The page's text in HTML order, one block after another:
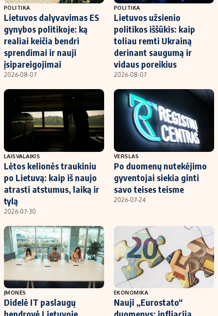
POLITIKA
Lietuvos dalyvavimas ES
gynybos politikoje: ką
realiai keičia bendri
sprendimai ir nauji
įsipareigojimai
2026-08-07
POLITIKA
Lietuvos užsienio
politikos iššūkis: kaip
toliau remti Ukrainą
derinant saugumą ir
vidaus poreikius
2026-08-07
LAISVALAIKIS
Lėtos kelionės traukiniu
po Lietuvą: kaip iš naujo
atrasti atstumus, laiką ir
tylą
2026-07-30
VERSLAS
Po duomenų nutekėjimo
gyventojai siekia ginti
savo teises teisme
2026-07-24
ĮMONĖS
Didelė IT paslaugų
EKONOMIKA
Nauji „Eurostato“